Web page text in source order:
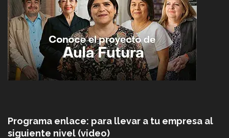
Programa enlace: para llevar a tu empresa al
siguiente nivel (video)